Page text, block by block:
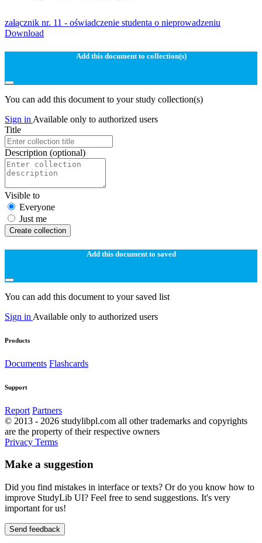
załącznik nr. 11 - oświadczenie studenta o nieprowadzeniu
Download
Add this document to collection(s)
You can add this document to your study collection(s)
Sign in Available only to authorized users
Title
Description (optional)
Visible to
Everyone
Just me
Create collection
Add this document to saved
You can add this document to your saved list
Sign in Available only to authorized users
Products
Documents Flashcards
Support
Report Partners
© 2013 - 2026 studylibpl.com all other trademarks and copyrights
are the property of their respective owners
Privacy Terms
Make a suggestion
Did you find mistakes in interface or texts? Or do you know how to
improve StudyLib UI? Feel free to send suggestions. It's very
important for us!
Send feedback